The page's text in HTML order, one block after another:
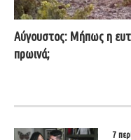
Αύγουστος: Μήπως η
πρωινά;
7